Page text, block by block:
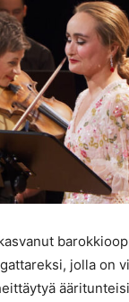
jolla on